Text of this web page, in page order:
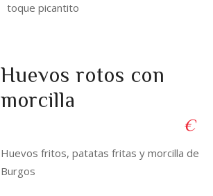
toque picantito
Huevos rotos con
morcilla
€
Huevos fritos, patatas fritas y morcilla de
Burgos